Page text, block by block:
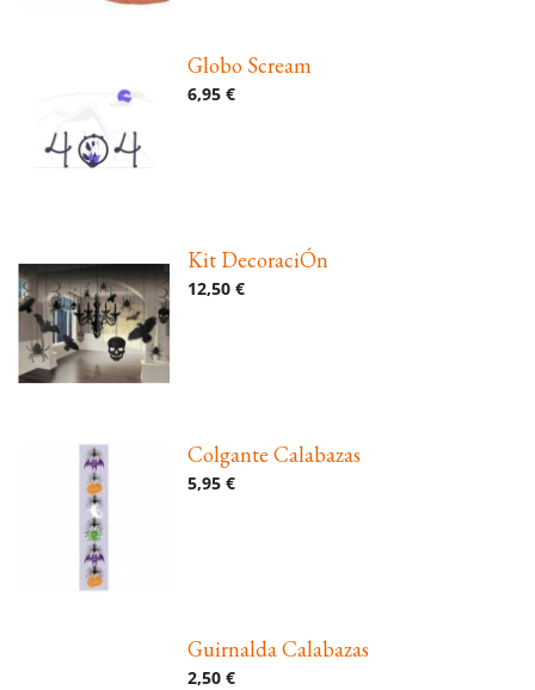
Globo Scream
6,95 €
Kit DecoraciÓn
12,50 €
Colgante Calabazas
5,95 €
Guirnalda Calabazas
2,50 €